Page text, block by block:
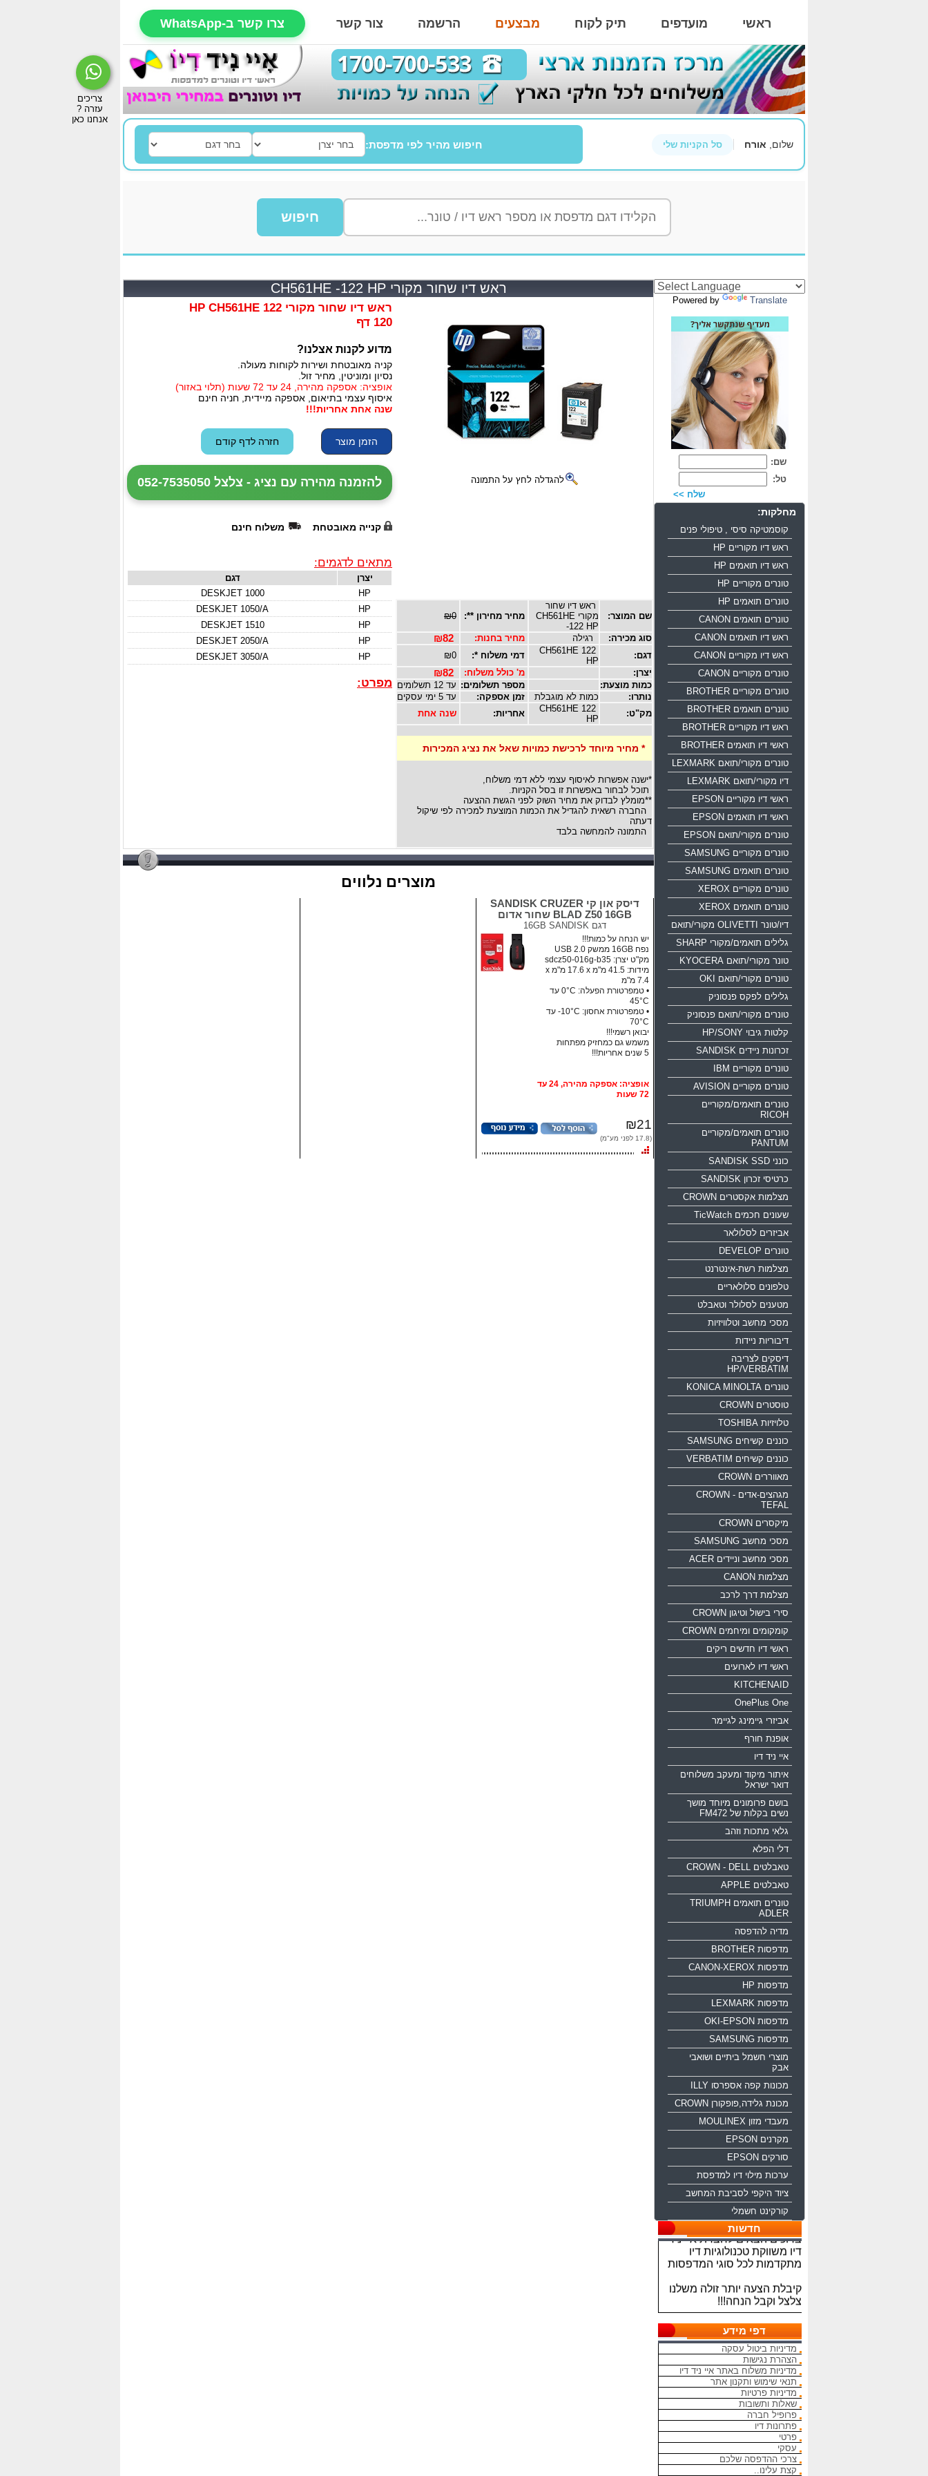
ראשי מועדפים תיק לקוח מבצעים הרשמה צור קשר צרו קשר ב-WhatsApp
שלום, אורח סל הקניות שלי חיפוש מהיר לפי מדפסת:
חיפוש
ראש דיו שחור מקורי CH561HE -122 HP
להגדלה לחץ על התמונה
שם המוצר:
ראש דיו שחור
מקורי CH561HE
-122 HP
מחיר מחירון **: ₪0
סוג מכירה: רגילה מחיר בחנות:
דגם:
122 CH561HE
HP
דמי משלוח *:
יצרן:
מ' כולל משלוח:
כמות מוצעת: מספר תשלומים: עד 12 תשלומים
נותרו:
כמות לא מוגבלת זמן אספקה:
עד 5 ימי עסקים
מק"ט:
122 CH561HE
HP
אחריות: שנה אחת
* מחיר מיוחד לרכישת כמויות שאל את נציג המכירות
*ישנה אפשרות לאיסוף עצמי ללא דמי משלוח,
תוכל לבחור באפשרות זו בסל הקניות.
**מומלץ לבדוק את מחיר השוק לפני הגשת ההצעה
החברה רשאית להגדיל את הכמות המוצעת למכירה לפי שיקול
דעתה
התמונה להמחשה בלבד
ראש דיו שחור מקורי HP CH561HE 122
120 דף
מדוע לקנות אצלנו?
קניה מאובטחת ושירות לקוחות מעולה.
נסיון ומוניטין, מחיר זול.
אופציה: אספקה מהירה, 24 עד 72 שעות (תלוי באזור)
איסוף עצמי בתיאום, אספקה מיידית, חניה חינם
שנה אחת אחריות!!!
להזמנה מהירה עם נציג - צלצל 052-7535050
קנייה מאובטחת משלוח חינם
מתאים לדגמים:
יצרן
דגם
HP
DESKJET 1000
HP
DESKJET 1050/A
HP
DESKJET 1510
HP
DESKJET 2050/A
HP
DESKJET 3050/A
מפרט:
מוצרים נלווים
דיסק און קי SANDISK CRUZER
BLAD Z50 16GB שחור אדום
דגם 16GB SANDISK
יש הנחה על כמות!!!
נפח 16GB ממשק USB 2.0
מק"ט יצרן: sdcz50-016g-b35
מידות: ‏41.5 מ"מ x ‏17.6 מ"מ x
• טמפרטורת הפעלה: ‏0°C עד
45°C
• טמפרטורת אחסון:‏ 10°C- עד
70°C
יבואן רשמי!!!
משמש גם כמחזיק מפתחות
5 שנים אחריות!!!
אופציה: אספקה מהירה, 24 עד
72 שעות
₪21
(17.8 לפני מע"מ)
Powered by Translate
שם:
טל:
שלח >>
מחלקות:
קוסמטיקה סיסי , טיפולי פנים
ראש דיו מקוריים HP
ראש דיו תואמים HP
טונרים מקוריים HP
טונרים תואמים HP
טונרים תואמים CANON
ראש דיו תואמים CANON
ראש דיו מקוריים CANON
טונרים מקוריים CANON
טונרים מקוריים BROTHER
טונרים תואמים BROTHER
ראש דיו מקוריים BROTHER
ראשי דיו תואמים BROTHER
טונרים מקורי/תואם LEXMARK
דיו מקורי/תואם LEXMARK
ראשי דיו מקוריים EPSON
ראשי דיו תואמים EPSON
טונרים מקורי/תואם EPSON
טונרים מקוריים SAMSUNG
טונרים תואמים SAMSUNG
טונרים מקוריים XEROX
טונרים תואמים XEROX
דיו/טונר OLIVETTI מקורי/תואם
גלילים תואמים/מקורי SHARP
טונר מקורי/תואם KYOCERA
טונרים מקורי/תואם OKI
גלילים לפקס פנסוניק
טונרים מקורי/תואם פנסוניק
קלטות גיבוי HP/SONY
זכרונות ניידים SANDISK
טונרים מקוריים IBM
טונרים מקוריים AVISION
טונרים תואמים/מקוריים
RICOH
טונרים תואמים/מקוריים
PANTUM
כונני SANDISK SSD
כרטיסי זכרון SANDISK
מצלמות אקסטרים CROWN
שעונים חכמים TicWatch
אביזרים לסלולאר
טונרים DEVELOP
מצלמות רשת-אינטרנט
טלפונים סלולאריים
מטענים לסלולר וטאבלט
מסכי מחשב וטלוויזיות
דיבוריות ניידות
דיסקים לצריבה
HP/VERBATIM
טונרים KONICA MINOLTA
טוסטרים CROWN
טלויזיות TOSHIBA
כוננים קשיחים SAMSUNG
כוננים קשיחים VERBATIM
מאווררים CROWN
מגהצים-אדים CROWN -
TEFAL
מיקסרים CROWN
מסכי מחשב SAMSUNG
מסכי מחשב וניידים ACER
מצלמות CANON
מצלמת דרך לרכב
סירי בישול וטיגון CROWN
קומקומים ומיחמים CROWN
ראשי דיו חדשים ריקים
ראשי דיו לארועים
KITCHENAID
OnePlus One
אביזרי גיימינג לגיימר
אופנת חורף
איי ניד דיו
איתור מיקוד ומעקב משלוחים
דואר ישראל
בושם פרומונים מיוחד מושך
נשים בקלות של FM472
גלאי מתכות וזהב
דלי הפלא
טאבלטים CROWN - DELL
טאבלטים APPLE
טונרים תואמים TRIUMPH
ADLER
מדיה להדפסה
מדפסות BROTHER
מדפסות CANON-XEROX
מדפסות HP
מדפסות LEXMARK
מדפסות OKI-EPSON
מדפסות SAMSUNG
מוצרי חשמל ביתיים ושואבי
אבק
מכונות קפה אספרסו ILLY
מכונת גלידה,פופקורן CROWN
מעבדי מזון MOULINEX
מקרנים EPSON
סורקים EPSON
ערכות מילוי דיו למדפסת
ציוד היקפי לסביבת המחשב
קורקינט חשמלי
חדשות
ברוכים הבאים לחברת איי ניד
דיו משווקת טכנולוגיות דיו
מתקדמות לכל סוגי המדפסות
צלצל וקבל הנחה!!!
מתחייבים להיות הכי זולים
בארץ בראשי הדיו והטונרים
התואמים, יש אפשרות למשלוח
מהיום להיום
המחירים באתר אינם סופיים,יש
הנחה על קניה כמותית פרטים
במרכז ההזמנות
מאמינים אך ורק ביחס אישי
הוגן ובהקשבה
ללקוחות.בזכותכם הצלחתנו
דפי מידע
מדיניות ביטול עסקה
הצהרת נגישות
מדיניות משלוח באתר איי ניד דיו
תנאי שימוש ותקנון אתר
מדיניות פרטיות
שאלות ותשובות
פרופיל חברה
פתרונות דיו
פרטי
עסקי
צרכי ההדפסה שלכם
קצת עלינו..